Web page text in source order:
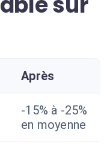
Après
-15% à -25%
en moyenne